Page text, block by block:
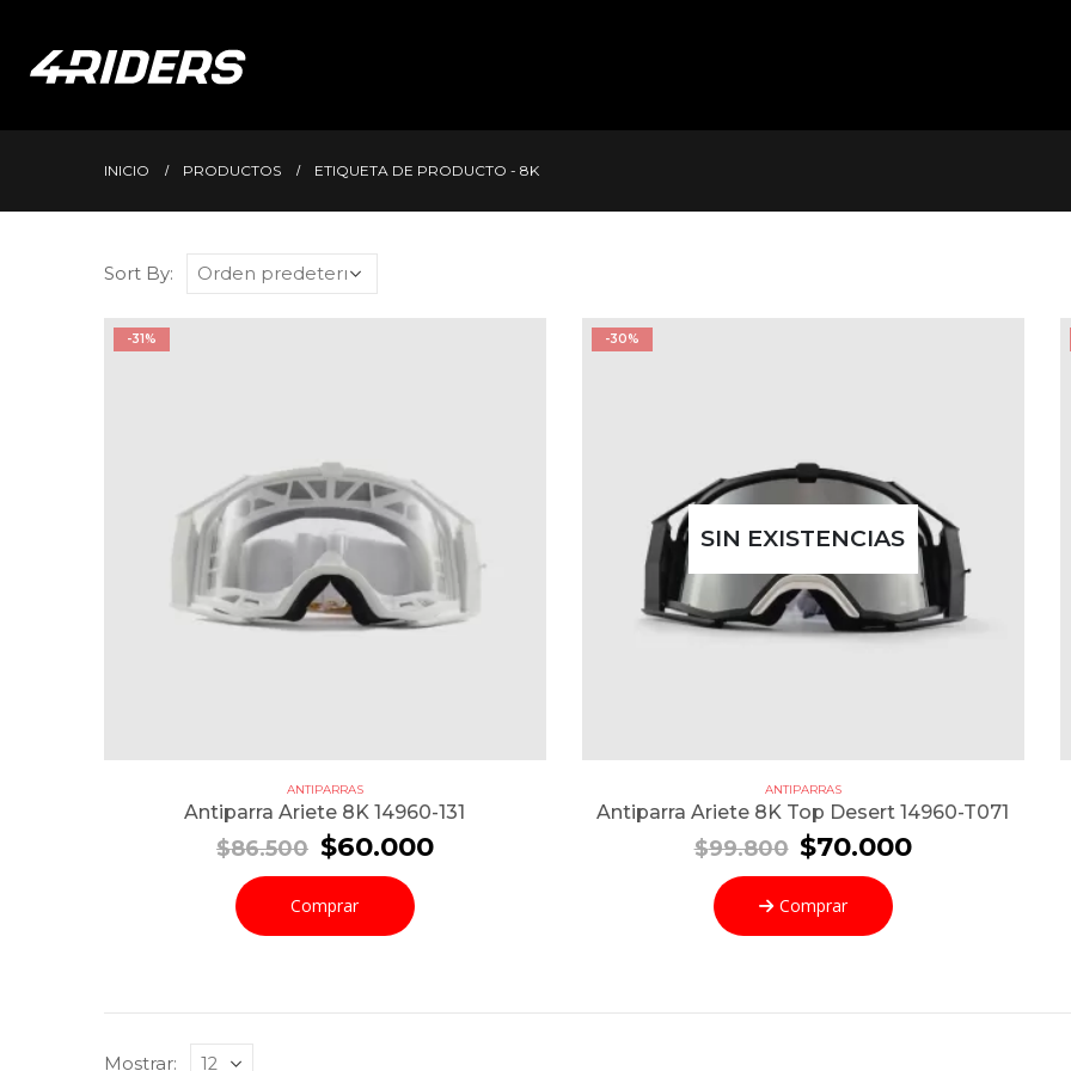
INICIO PRODUCTOS ETIQUETA DE PRODUCTO - 8K
Sort By:
-31%
ANTIPARRAS
Antiparra Ariete 8K 14960-131
$86.500 El
precio
original
era:
$60.000El
Comprar
-30%
SIN EXISTENCIAS
ANTIPARRAS
Antiparra Ariete 8K Top Desert 14960-T071
$99.800 El
precio
original
era:
$70.000El
Comprar
Mostrar: